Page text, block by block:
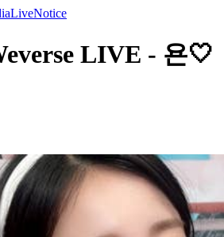
LiveNotice
LIVE - 욘🤍